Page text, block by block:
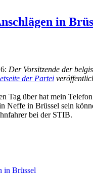
in
Der Vorsitzende der
der Partei
Tag über hat mein
Neffe in Brüssel sein
bei der STIB.
in Brüssel